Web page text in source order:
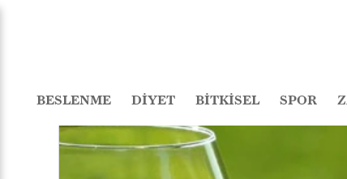
BESLENME DİYET BİTKİSEL SPOR